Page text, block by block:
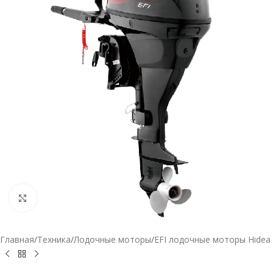
Главная/Техника/Лодочные моторы/EFI лодочные моторы Hidea